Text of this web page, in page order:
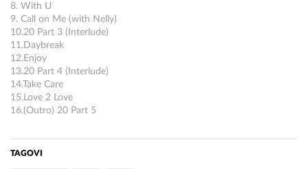
8. With U
9. Call on Me (with Nelly)
10.20 Part 3 (Interlude)
11.Daybreak
12.Enjoy
13.20 Part 4 (Interlude)
14.Take Care
15.Love 2 Love
16.(Outro) 20 Part 5
TAGOVI